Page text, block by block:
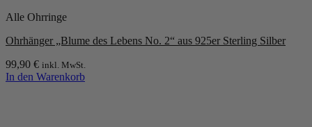
Alle Ohrringe
Ohrhänger „Blume des Lebens No. 2“ aus 925er Sterling Silber
99,90 € inkl. MwSt.
In den Warenkorb